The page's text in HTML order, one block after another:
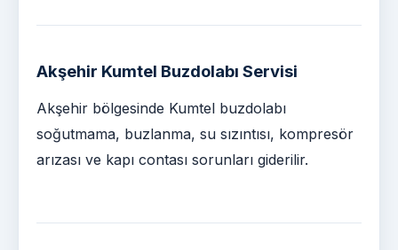
Akşehir Kumtel Buzdolabı Servisi
Akşehir bölgesinde Kumtel buzdolabı
soğutmama, buzlanma, su sızıntısı, kompresör
arızası ve kapı contası sorunları giderilir.